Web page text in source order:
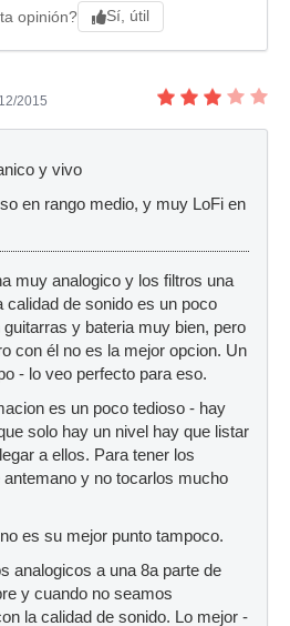
opinión? Sí, útil
2015
y vivo
en rango medio, y muy LoFi en
muy analogico y los filtros una
calidad de sonido es un poco
y bateria muy bien, pero
con él no es la mejor opcion. Un
- lo veo perfecto para eso.
es un poco tedioso - hay
solo hay un nivel hay que listar
a ellos. Para tener los
y no tocarlos mucho
es su mejor punto tampoco.
analogicos a una 8a parte de
y cuando no seamos
la calidad de sonido. Lo mejor -